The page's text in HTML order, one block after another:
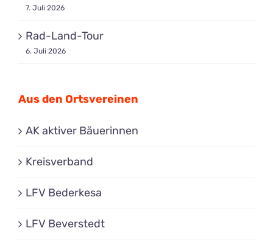
7. Juli 2026
Rad-Land-Tour
6. Juli 2026
Aus den Ortsvereinen
AK aktiver Bäuerinnen
Kreisverband
LFV Bederkesa
LFV Beverstedt